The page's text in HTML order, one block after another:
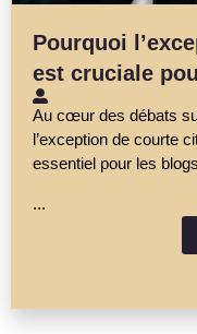
Pourquoi
est cruciale
Au cœur des débats
l’exception de courte
essentiel pour les
...